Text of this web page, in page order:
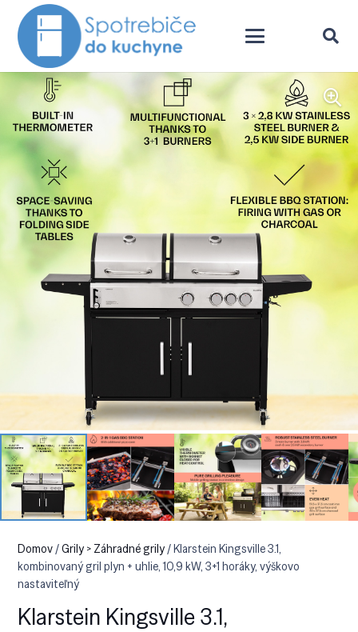
Domov/Grily > Záhradné grily/ Klarstein Kingsville 3.1,
kombinovaný gril plyn + uhlie, 10,9 kW, 3+1 horáky, výškovo
nastaviteľný
Klarstein Kingsville 3.1,